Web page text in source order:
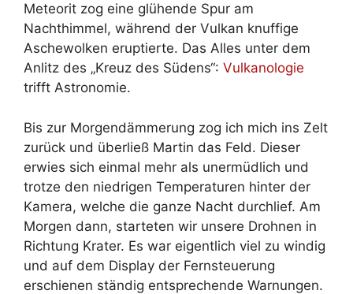
Meteorit zog eine glühende Spur am
Nachthimmel, während der Vulkan knuffige
Aschewolken eruptierte. Das Alles unter dem
Anlitz des „Kreuz des Südens“: Vulkanologie
trifft Astronomie.
Bis zur Morgendämmerung zog ich mich ins Zelt
zurück und überließ Martin das Feld. Dieser
erwies sich einmal mehr als unermüdlich und
trotze den niedrigen Temperaturen hinter der
Kamera, welche die ganze Nacht durchlief. Am
Morgen dann, starteten wir unsere Drohnen in
Richtung Krater. Es war eigentlich viel zu windig
und auf dem Display der Fernsteuerung
erschienen ständig entsprechende Warnungen.